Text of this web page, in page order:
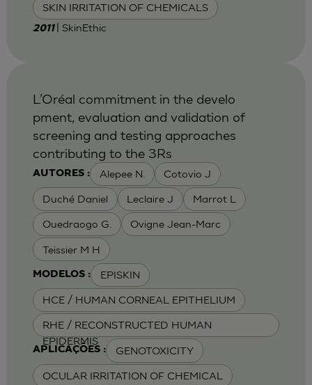
SKIN IRRITATION OF CHEMICALS
2011 | SkinEthic
AUTORES : Alepee N. Cotovio J
Duché Daniel Leclaire J Marrot L
Ouedraogo G. Ovigne Jean-Marc
Teissier M H
MODELOS : EPISKIN
HCE / HUMAN CORNEAL EPITHELIUM
RHE / RECONSTRUCTED HUMAN
EPIDERMIS
APLICAÇÕES : GENOTOXICITY
OCULAR IRRITATION OF CHEMICAL
L’Oréal commitment in the develo
pment, evaluation and validation of
screening and testing approaches
contributing to the 3Rs